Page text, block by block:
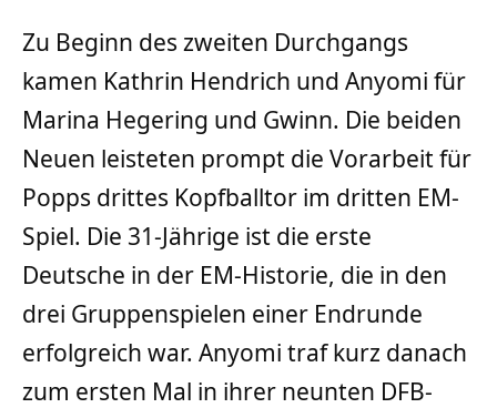
Zu Beginn des zweiten Durchgangs
kamen Kathrin Hendrich und Anyomi für
Marina Hegering und Gwinn. Die beiden
Neuen leisteten prompt die Vorarbeit für
Popps drittes Kopfballtor im dritten EM-
Spiel. Die 31-Jährige ist die erste
Deutsche in der EM-Historie, die in den
drei Gruppenspielen einer Endrunde
erfolgreich war. Anyomi traf kurz danach
zum ersten Mal in ihrer neunten DFB-